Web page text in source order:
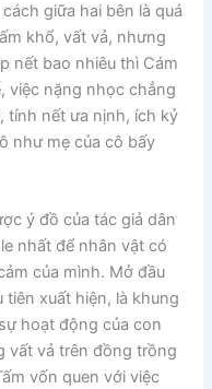
giữa hai bên là quá
khổ, vất vả, nhưng
nết bao nhiêu thì Cám
việc nặng nhọc chẳng
tính nết ưa nịnh, ích kỷ
như mẹ của cô bấy
ý đồ của tác giả dân
nhất để nhân vật có
của mình. Mở đầu
xuất hiện, là khung
hoạt động của con
vất vả trên đồng trồng
vốn quen với việc